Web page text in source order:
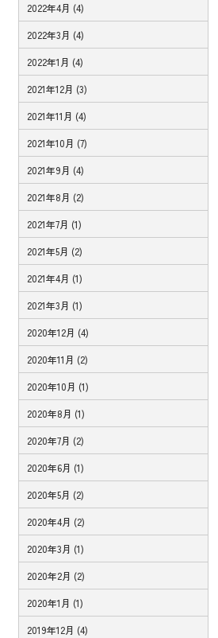
2022年4月 (4)
2022年3月 (4)
2022年1月 (4)
2021年12月 (3)
2021年11月 (4)
2021年10月 (7)
2021年9月 (4)
2021年8月 (2)
2021年7月 (1)
2021年5月 (2)
2021年4月 (1)
2021年3月 (1)
2020年12月 (4)
2020年11月 (2)
2020年10月 (1)
2020年8月 (1)
2020年7月 (2)
2020年6月 (1)
2020年5月 (2)
2020年4月 (2)
2020年3月 (1)
2020年2月 (2)
2020年1月 (1)
2019年12月 (4)